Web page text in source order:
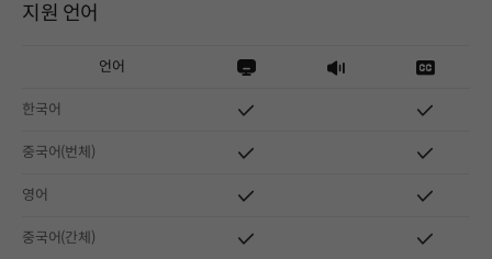
지원 언어
언어
한국어
중국어(번체)
영어
중국어(간체)